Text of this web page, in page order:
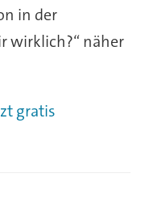
in der
wirklich?“ näher
gratis